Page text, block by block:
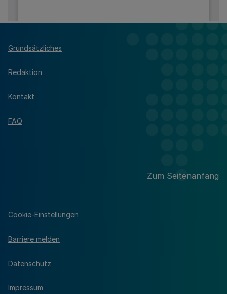
Grundsätzliches
Redaktion
Kontakt
FAQ
Zum Seitenanfang
Cookie-Einstellungen
Barriere melden
Datenschutz
Impressum